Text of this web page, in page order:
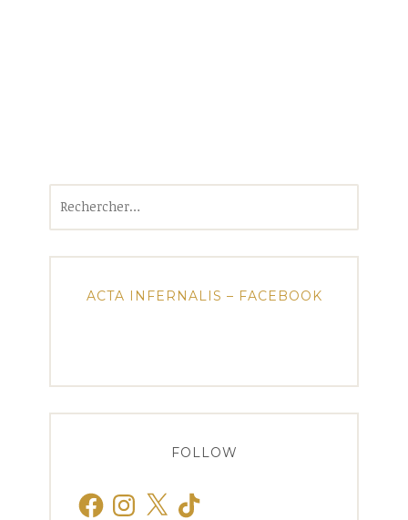
ACTA INFERNALIS – FACEBOOK
FOLLOW
FacebookInstagram
X TikTok